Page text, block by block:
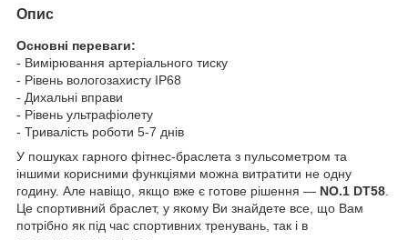
Опис
Основні переваги:
- Вимірювання артеріального тиску
- Рівень вологозахисту IP68
- Дихальні вправи
- Рівень ультрафіолету
- Тривалість роботи 5-7 днів
У пошуках гарного фітнес-браслета з пульсометром та
іншими корисними функціями можна витратити не одну
годину. Але навіщо, якщо вже є готове рішення — NO.1 DT58
Це спортивний браслет, у якому Ви знайдете все, що Вам
потрібно як під час спортивних тренувань, так і в